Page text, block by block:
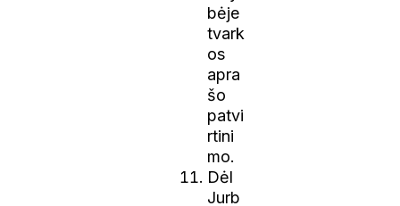
bėje
tvark
os
apra
šo
patvi
rtini
mo.
Dėl
Jurb